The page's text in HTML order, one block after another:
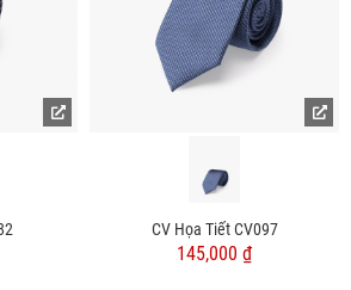
CV Họa Tiết CV097
145,000 ₫